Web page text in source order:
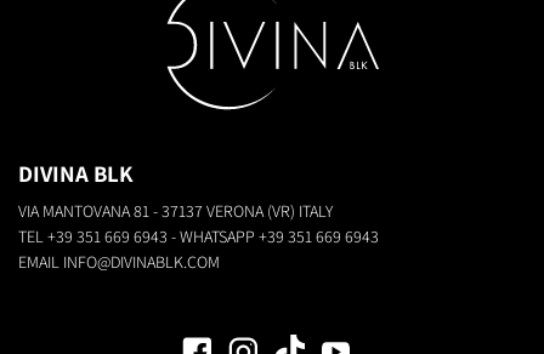
DIVINA BLK
VIA MANTOVANA 81 - 37137 VERONA (VR) ITALY
TEL+39 351 669 6943 - WHATSAPP +39 351 669 6943
EMAIL INFO@DIVINABLK.COM